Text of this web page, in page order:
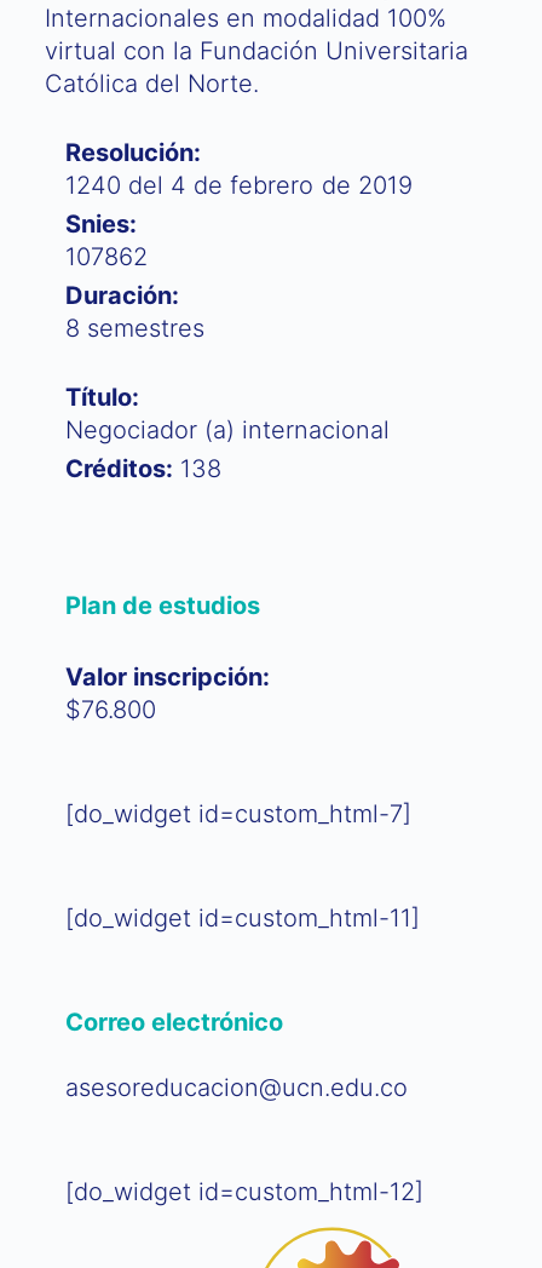
Internacionales en modalidad 100%
virtual con la Fundación Universitaria
Católica del Norte.
Resolución:
1240 del 4 de febrero de 2019
Snies:
107862
Duración:
8 semestres
Título:
Negociador (a) internacional
Créditos: 138
Plan de estudios
Valor inscripción:
$76.800
[do_widget id=custom_html-7]
[do_widget id=custom_html-11]
Correo electrónico
asesoreducacion@ucn.edu.co
[do_widget id=custom_html-12]